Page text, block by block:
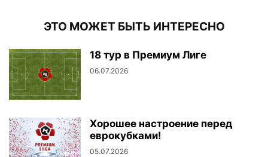
ЭТО МОЖЕТ БЫТЬ ИНТЕРЕСНО
18 тур в Премиум Лиге
06.07.2026
Хорошее настроение перед
еврокубками!
05.07.2026